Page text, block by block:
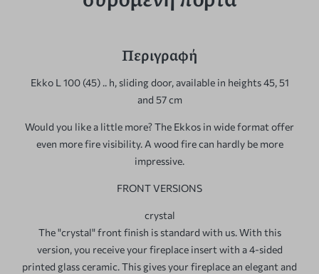
Περιγραφή
Ekko L 100 (45) .. h, sliding door, available in heights 45, 51
and 57 cm
Would you like a little more? The Ekkos in wide format offer
even more fire visibility. A wood fire can hardly be more
impressive.
FRONT VERSIONS
crystal
The "crystal" front finish is standard with us. With this
version, you receive your fireplace insert with a 4-sided
printed glass ceramic. This gives your fireplace an elegant and